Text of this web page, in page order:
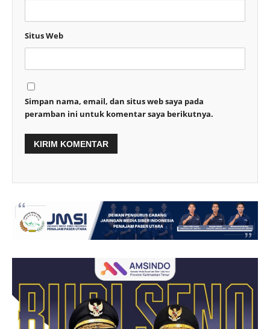
Situs Web
Simpan nama, email, dan situs web saya pada
peramban ini untuk komentar saya berikutnya.